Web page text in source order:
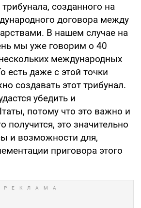
созданного на
договора между
В нашем случае на
мы уже говорим о 40
международных
есть даже с этой точки
создавать этот трибунал.
убедить и
потому что это важно и
получится, это значительно
и возможности для,
приговора этого